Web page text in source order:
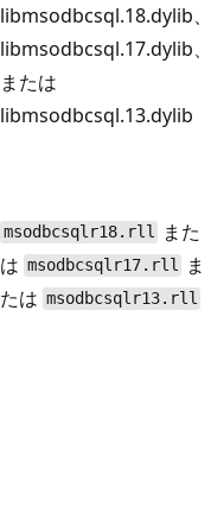
libmsodbcsql.18.dylib、
libmsodbcsql.17.dylib、
または
libmsodbcsql.13.dylib
msodbcsqlr18.rll
また
は msodbcsqlr17.rll
ま
たは msodbcsqlr13.rll